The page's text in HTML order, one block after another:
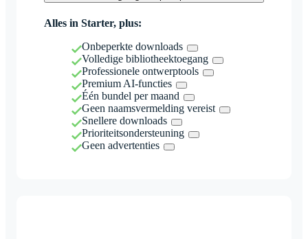
Alles in Starter, plus:
Onbeperkte downloads
Volledige bibliotheektoegang
Professionele ontwerptools
Premium AI-functies
Één bundel per maand
Geen naamsvermelding vereist
Snellere downloads
Prioriteitsondersteuning
Geen advertenties